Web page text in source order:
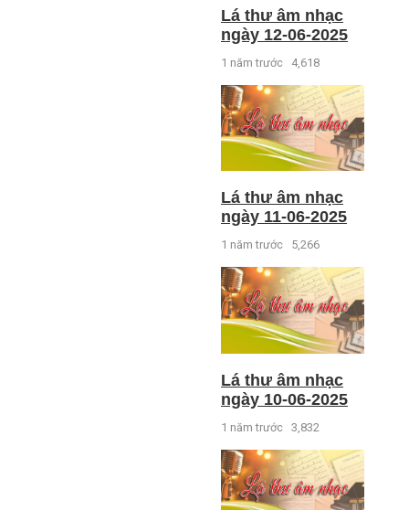
Lá thư âm nhạc
ngày 12-06-2025
1 năm trước 4,618
Lá thư âm nhạc
ngày 11-06-2025
1 năm trước 5,266
Lá thư âm nhạc
ngày 10-06-2025
1 năm trước 3,832